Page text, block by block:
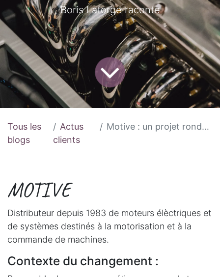
Boris Laforge raconte
Tous les
blogs
Actus
clients
Motive : un projet rondement mené !
MOTIVE
Distributeur depuis 1983 de moteurs élèctriques et
de systèmes destinés à la motorisation et à la
commande de machines.
Contexte du changement :